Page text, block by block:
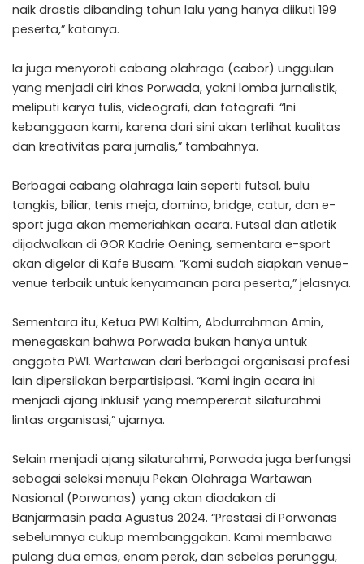
naik drastis dibanding tahun lalu yang hanya diikuti 199
peserta,” katanya.
Ia juga menyoroti cabang olahraga (cabor) unggulan
yang menjadi ciri khas Porwada, yakni lomba jurnalistik,
meliputi karya tulis, videografi, dan fotografi. “Ini
kebanggaan kami, karena dari sini akan terlihat kualitas
dan kreativitas para jurnalis,” tambahnya.
Berbagai cabang olahraga lain seperti futsal, bulu
tangkis, biliar, tenis meja, domino, bridge, catur, dan e-
sport juga akan memeriahkan acara. Futsal dan atletik
dijadwalkan di GOR Kadrie Oening, sementara e-sport
akan digelar di Kafe Busam. “Kami sudah siapkan venue-
venue terbaik untuk kenyamanan para peserta,” jelasnya.
Sementara itu, Ketua PWI Kaltim, Abdurrahman Amin,
menegaskan bahwa Porwada bukan hanya untuk
anggota PWI. Wartawan dari berbagai organisasi profesi
lain dipersilakan berpartisipasi. “Kami ingin acara ini
menjadi ajang inklusif yang mempererat silaturahmi
lintas organisasi,” ujarnya.
Selain menjadi ajang silaturahmi, Porwada juga berfungsi
sebagai seleksi menuju Pekan Olahraga Wartawan
Nasional (Porwanas) yang akan diadakan di
Banjarmasin pada Agustus 2024. “Prestasi di Porwanas
sebelumnya cukup membanggakan. Kami membawa
pulang dua emas, enam perak, dan sebelas perunggu,